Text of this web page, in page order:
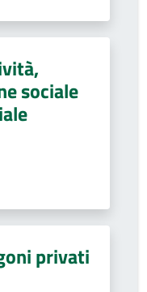
sociale
privati